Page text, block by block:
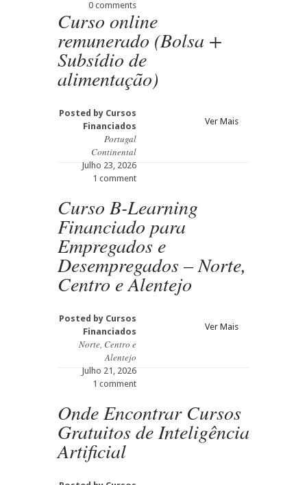
0 comments
Curso online
remunerado (Bolsa +
Subsídio de
alimentação)
Posted by Cursos
Financiados
Portugal
Continental
Julho 23, 2026
1 comment
Ver Mais
Curso B-Learning
Financiado para
Empregados e
Desempregados – Norte,
Centro e Alentejo
Posted by Cursos
Financiados
Norte, Centro e
Alentejo
Julho 21, 2026
1 comment
Ver Mais
Onde Encontrar Cursos
Gratuitos de Inteligência
Artificial